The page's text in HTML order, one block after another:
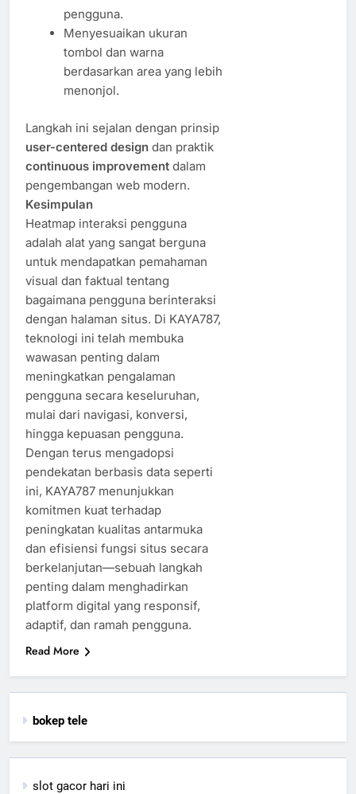
pengguna.
Menyesuaikan ukuran
tombol dan warna
berdasarkan area yang lebih
menonjol.
Langkah ini sejalan dengan prinsip
user-centered design dan praktik
continuous improvement dalam
pengembangan web modern.
Kesimpulan
Heatmap interaksi pengguna
adalah alat yang sangat berguna
untuk mendapatkan pemahaman
visual dan faktual tentang
bagaimana pengguna berinteraksi
dengan halaman situs. Di KAYA787,
teknologi ini telah membuka
wawasan penting dalam
meningkatkan pengalaman
pengguna secara keseluruhan,
mulai dari navigasi, konversi,
hingga kepuasan pengguna.
Dengan terus mengadopsi
pendekatan berbasis data seperti
ini, KAYA787 menunjukkan
komitmen kuat terhadap
peningkatan kualitas antarmuka
dan efisiensi fungsi situs secara
berkelanjutan—sebuah langkah
penting dalam menghadirkan
platform digital yang responsif,
adaptif, dan ramah pengguna.
Read More
bokep tele
slot gacor hari ini